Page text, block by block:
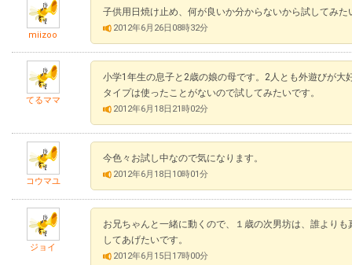
miizoo
子供用日焼け止め、何が良いか分からないから試してみた
2012年6月26日08時32分
てるママ
小学1年生の息子と2歳の娘の母です。2人とも外遊びが
タイプは使ったことがないので試してみたいです。
2012年6月18日21時02分
コウマユ
今色々お試し中なので気になります。
2012年6月18日10時01分
ジョイ
お兄ちゃんと一緒に動くので、１歳の次男坊は、誰より
してあげたいです。
2012年6月15日17時00分